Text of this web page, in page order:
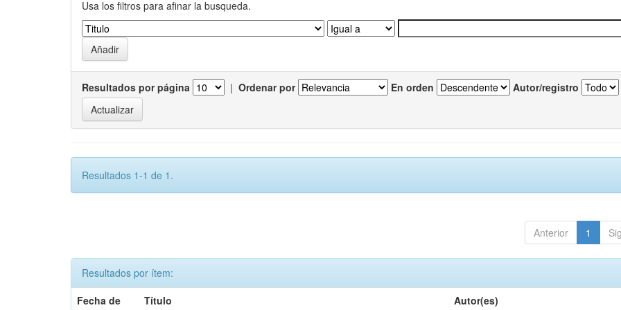
Usa los filtros para afinar la busqueda.
Resultados por página | Ordenar por En orden Autor/registro
Resultados 1-1 de 1.
Anterior 1
Resultados por ítem:
Fecha de
Título Autor(es)